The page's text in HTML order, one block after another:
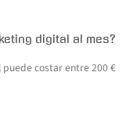
digital al mes?
costar entre 200 €